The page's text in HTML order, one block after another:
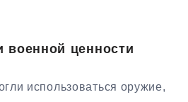
военной ценности
использоваться оружие,